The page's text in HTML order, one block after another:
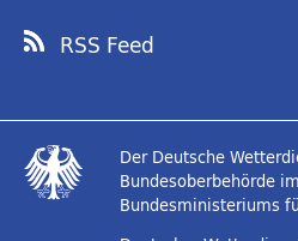
RSS Feed
Der Deutsche
Bundesoberbehörde
Bundesministeriums